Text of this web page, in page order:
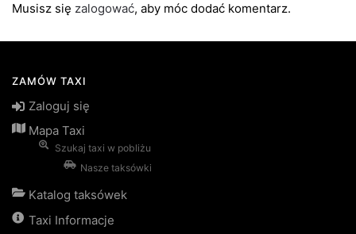
Musisz się zalogować, aby móc dodać komentarz.
ZAMÓW TAXI
Zaloguj się
Mapa Taxi
Szukaj taxi w pobliżu
Nasze taksówki
Katalog taksówek
Taxi Informacje